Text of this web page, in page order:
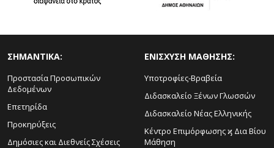
ΣΗΜΑΝΤΙΚΑ:
Προστασία Προσωπικών
Δεδομένων
Επετηρίδα
Προκηρύξεις
Δημόσιες και Διεθνείς Σχέσεις
ΕΝΙΣΧΥΣΗ ΜΑΘΗΣΗΣ:
Υποτροφίες-Βραβεία
Διδασκαλείο Ξένων Γλωσσών
Διδασκαλείο Νέας Ελληνικής
Κέντρο Επιμόρφωσης ϗ Δια Βίου
Μάθηση